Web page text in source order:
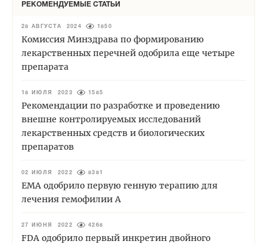
РЕКОМЕНДУЕМЫЕ СТАТЬИ
28 АВГУСТА 2024 1850
Комиссия Минздрава по формированию
лекарственных перечней одобрила еще четыре
препарата
18 ИЮЛЯ 2023 1585
Рекомендации по разработке и проведению
внешне контролируемых исследований
лекарственных средств и биологических
препаратов
02 ИЮЛЯ 2022 8381
EMA одобрило первую генную терапию для
лечения гемофилии А
27 ИЮНЯ 2022 4268
FDA одобрило первый инкретин двойного